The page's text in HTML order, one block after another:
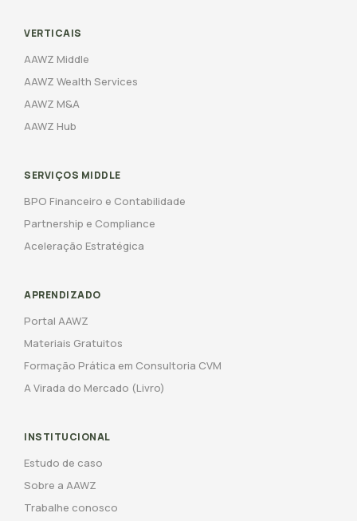
VERTICAIS
AAWZ Middle
AAWZ Wealth Services
AAWZ M&A
AAWZ Hub
SERVIÇOS MIDDLE
BPO Financeiro e Contabilidade
Partnership e Compliance
Aceleração Estratégica
APRENDIZADO
Portal AAWZ
Materiais Gratuitos
Formação Prática em Consultoria CVM
A Virada do Mercado (Livro)
INSTITUCIONAL
Estudo de caso
Sobre a AAWZ
Trabalhe conosco